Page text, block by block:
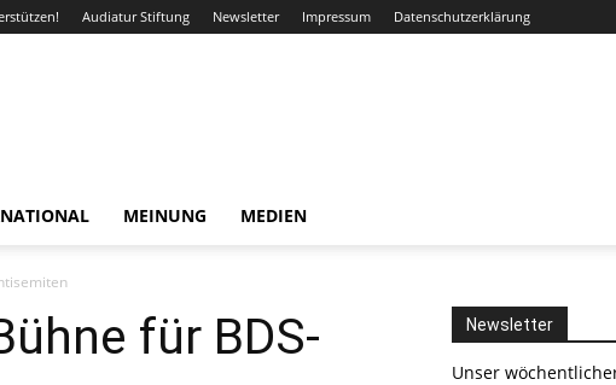
Audiatur Stiftung Newsletter Impressum Datenschutzerklärung
MEINUNG MEDIEN
für BDS-
Newsletter
Unser